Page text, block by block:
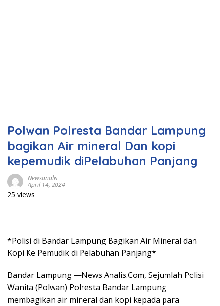
Polwan Polresta Bandar Lampung
bagikan Air mineral Dan kopi
kepemudik diPelabuhan Panjang
Newsanalis
April 14, 2024
25 views
*Polisi di Bandar Lampung Bagikan Air Mineral dan
Kopi Ke Pemudik di Pelabuhan Panjang*
Bandar Lampung —News Analis.Com, Sejumlah Polisi
Wanita (Polwan) Polresta Bandar Lampung
membagikan air mineral dan kopi kepada para